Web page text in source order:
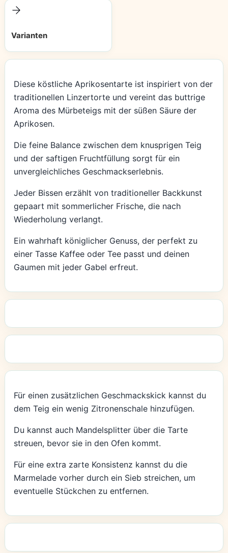
Varianten
Diese köstliche Aprikosentarte ist inspiriert von der
traditionellen Linzertorte und vereint das buttrige
Aroma des Mürbeteigs mit der süßen Säure der
Aprikosen.
Die feine Balance zwischen dem knusprigen Teig
und der saftigen Fruchtfüllung sorgt für ein
unvergleichliches Geschmackserlebnis.
Jeder Bissen erzählt von traditioneller Backkunst
gepaart mit sommerlicher Frische, die nach
Wiederholung verlangt.
Ein wahrhaft königlicher Genuss, der perfekt zu
einer Tasse Kaffee oder Tee passt und deinen
Gaumen mit jeder Gabel erfreut.
Für einen zusätzlichen Geschmackskick kannst du
dem Teig ein wenig Zitronenschale hinzufügen.
Du kannst auch Mandelsplitter über die Tarte
streuen, bevor sie in den Ofen kommt.
Für eine extra zarte Konsistenz kannst du die
Marmelade vorher durch ein Sieb streichen, um
eventuelle Stückchen zu entfernen.